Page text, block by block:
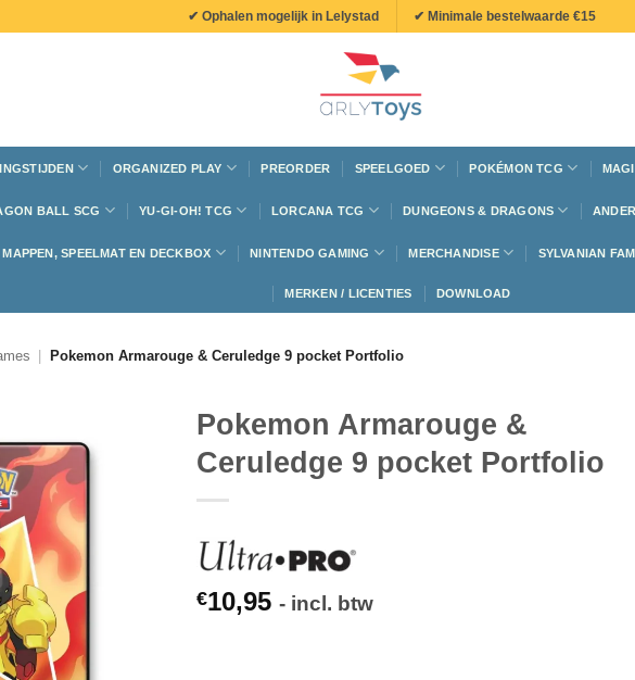
✔ Ophalen mogelijk in Lelystad ✔ Minimale bestelwaarde €15
ORGANIZED PLAY PREORDER SPEELGOED POKÉMON TCG
BALL SCG YU-GI-OH! TCG LORCANA TCG DUNGEONS & DRAGONS
SPEELMAT EN DECKBOX NINTENDO GAMING MERCHANDISE SYLVANIAN
MERKEN / LICENTIES DOWNLOAD
Pokemon Armarouge & Ceruledge 9 pocket Portfolio
Pokemon Armarouge &
Ceruledge 9 pocket Portfolio
€10,95 - incl. btw